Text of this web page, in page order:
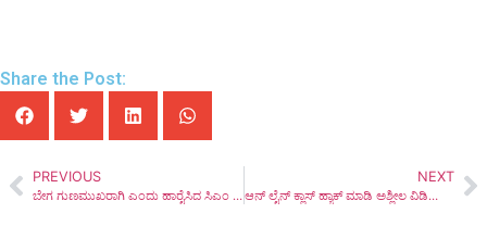
Share the Post:
PREVIOUS
ಬೇಗ ಗುಣಮುಖರಾಗಿ ಎಂದು ಹಾರೈಸಿದ ಸಿಎಂ – ಸಚಿವರಾದ ಈಶ್ವರಪ್ಪ – ಶಶಿಕಲಾ ಜೋಲ್ಲೆ ಟ್ವಿಟ್
NEXT
ಆನ್ ಲೈನ್ ಕ್ಲಾಸ್ ಹ್ಯಾಕ್ ಮಾಡಿ ಅಶ್ಲೀಲ ವಿಡಿಯೋ ಪೋಸ್ಟ ಮಾಡಿದ ದುಷ್ಕರ್ಮಿಗಳು